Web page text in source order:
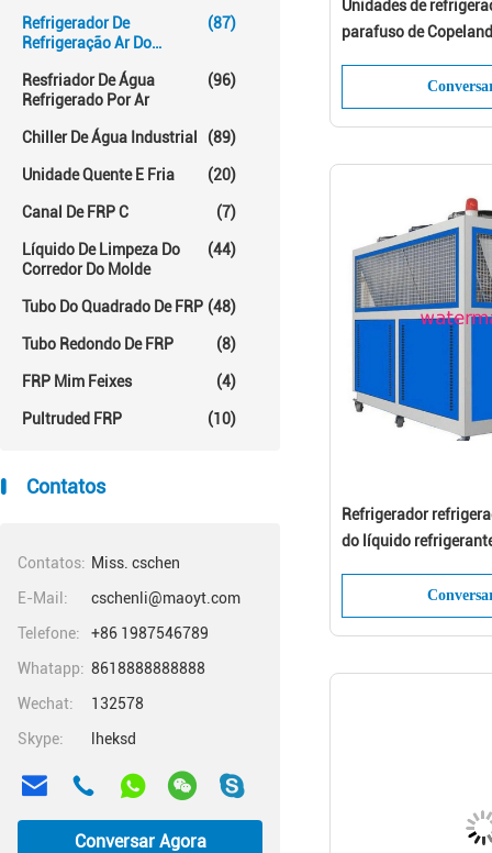
Refrigerador De
Refrigeração Ar Do
(87)
Resfriador De Água
Refrigerado Por Ar
(96)
Chiller De Água Industrial (89)
Unidade Quente E Fria (20)
Canal De FRP C (7)
Líquido De Limpeza Do
Corredor Do Molde
(44)
Tubo Do Quadrado De FRP (48)
Tubo Redondo De FRP (8)
FRP Mim Feixes (4)
Pultruded FRP (10)
Contatos
Contatos: Miss. cschen
E-Mail:
cschenli@maoyt.com
Telefone:
+86 1987546789
Whatapp: 8618888888888
Wechat:
132578
Skype:
lheksd
Conversar Agora
Unidades de
parafuso de
Refrigerador
do líquido
refrigerar de água